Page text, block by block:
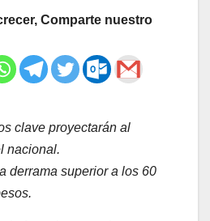
Comparte nuestro
clave proyectarán al
nacional.
derrama superior a los 60